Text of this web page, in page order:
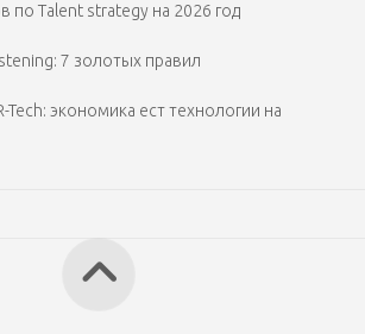
по Talent strategy на 2026 год
7 золотых правил
Tech: экономика ест технологии на